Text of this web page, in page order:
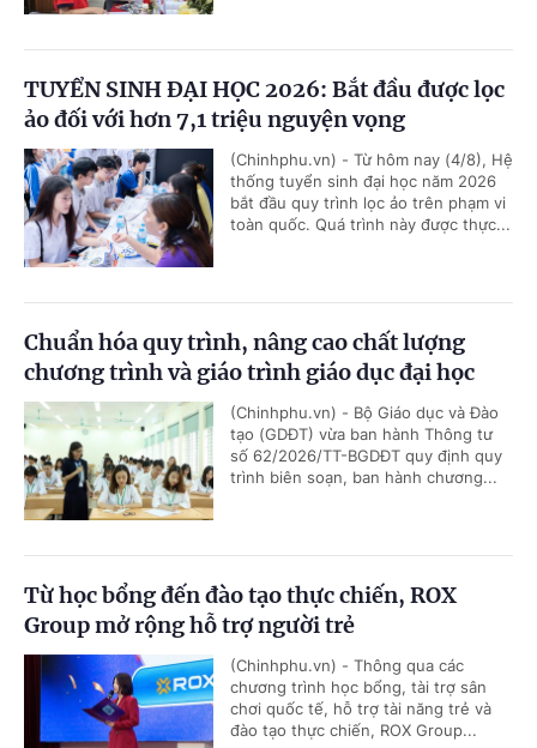
TUYỂN SINH ĐẠI HỌC 2026: Bắt đầu được lọc
ảo đối với hơn 7,1 triệu nguyện vọng
(Chinhphu.vn) - Từ hôm nay (4/8), Hệ
thống tuyển sinh đại học năm 2026
bắt đầu quy trình lọc ảo trên phạm vi
toàn quốc. Quá trình này được thực...
Chuẩn hóa quy trình, nâng cao chất lượng
chương trình và giáo trình giáo dục đại học
(Chinhphu.vn) - Bộ Giáo dục và Đào
tạo (GDĐT) vừa ban hành Thông tư
số 62/2026/TT-BGDĐT quy định quy
trình biên soạn, ban hành chương...
Từ học bổng đến đào tạo thực chiến, ROX
Group mở rộng hỗ trợ người trẻ
(Chinhphu.vn) - Thông qua các
chương trình học bổng, tài trợ sân
chơi quốc tế, hỗ trợ tài năng trẻ và
đào tạo thực chiến, ROX Group...